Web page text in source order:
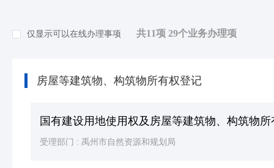
仅显示可以在线办理事项 共11项 29个业务办理项
房屋等建筑物、构筑物所有权登记
国有建设用地使用权及房屋等建筑物、构筑物
受理部门 : 禹州市自然资源和规划局